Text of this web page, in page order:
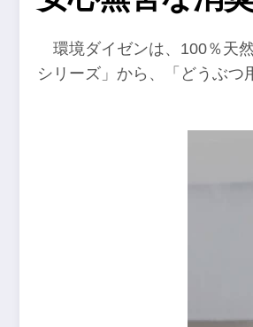
環境ダイゼンは、100％天
シリーズ」から、「どうぶつ